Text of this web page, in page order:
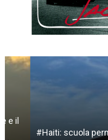
#Haiti: scuola